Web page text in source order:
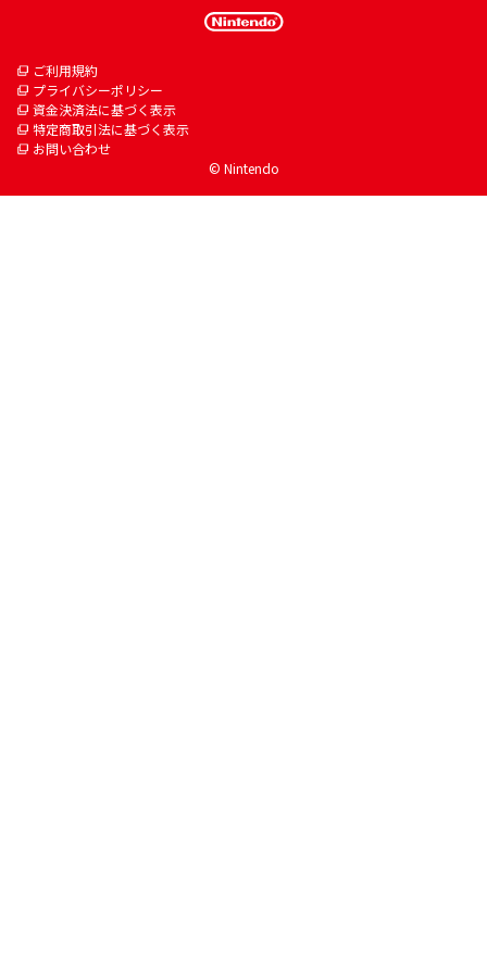
ご利用規約
プライバシーポリシー
資金決済法に基づく表示
特定商取引法に基づく表示
お問い合わせ
© Nintendo